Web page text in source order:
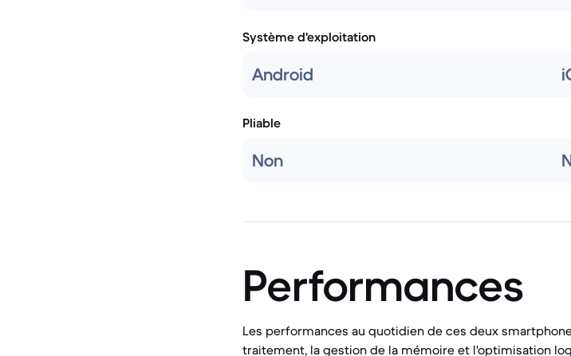
Système d'exploitation
Android
Pliable
Non
Performances
Les performances au quotidien de ces deux
traitement, la gestion de la mémoire et l'optimisation